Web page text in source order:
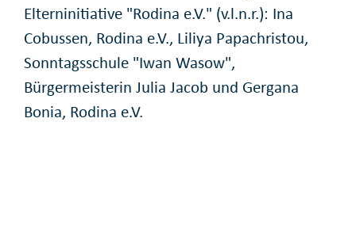
Elterninitiative "Rodina e.V." (v.l.n.r.): Ina
Cobussen, Rodina e.V., Liliya Papachristou,
Sonntagsschule "Iwan Wasow",
Bürgermeisterin Julia Jacob und Gergana
Bonia, Rodina e.V.